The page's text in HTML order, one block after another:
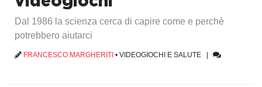
Dal 1986 la scienza cerca di capire come e perchè
potrebbero aiutarci
FRANCESCO MARGHERITI • VIDEOGIOCHI E SALUTE